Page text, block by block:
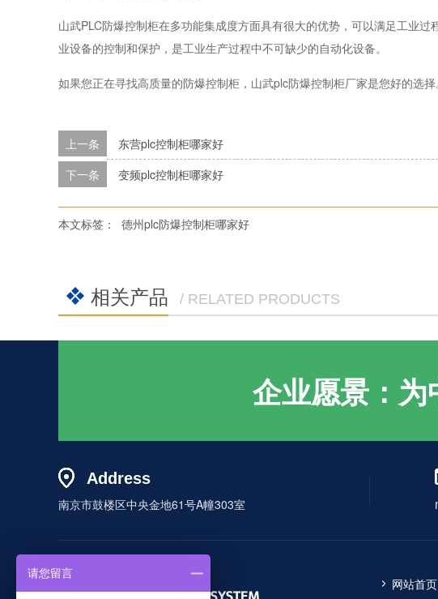
山武PLC防爆控制柜在多功能集成度方面具有很大的优势，可以满足工业
业设备的控制和保护，是工业生产过程中不可缺少的自动化设备。
如果您正在寻找高质量的防爆控制柜，山武plc防爆控制柜厂家是您好的选
上一条
东营plc控制柜哪家好
下一条 变频plc控制柜哪家好
本文标签： 德州plc防爆控制柜哪家好
相关产品 / RELATED PRODUCTS
企业愿景：
Address
南京市鼓楼区中央金地61号A幢303室
网站首页
请您留言